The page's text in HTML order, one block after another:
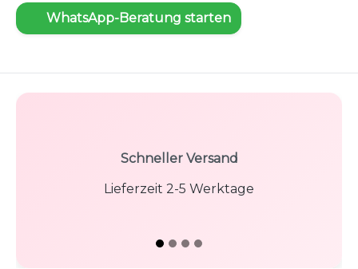
WhatsApp-Beratung starten
Schneller Versand
Lieferzeit 2-5 Werktage